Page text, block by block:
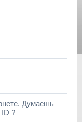
Думаешь
ID ?